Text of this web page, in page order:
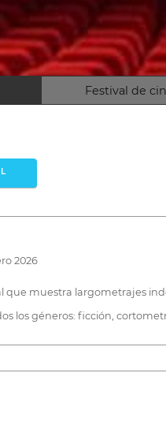
Festival de
2026
que muestra largometrajes
los géneros: ficción,